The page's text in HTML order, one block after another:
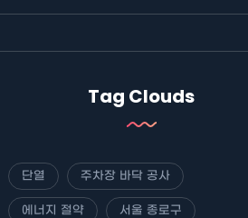
Tag Clouds
단열 주차장 바닥 공사
에너지 절약 서울 종로구